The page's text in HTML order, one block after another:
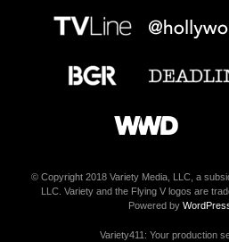
© Copyright 2018 Variety Media, LLC, a
LLC. Variety and the Flying V logos are
Powered by
Variety411: Your production